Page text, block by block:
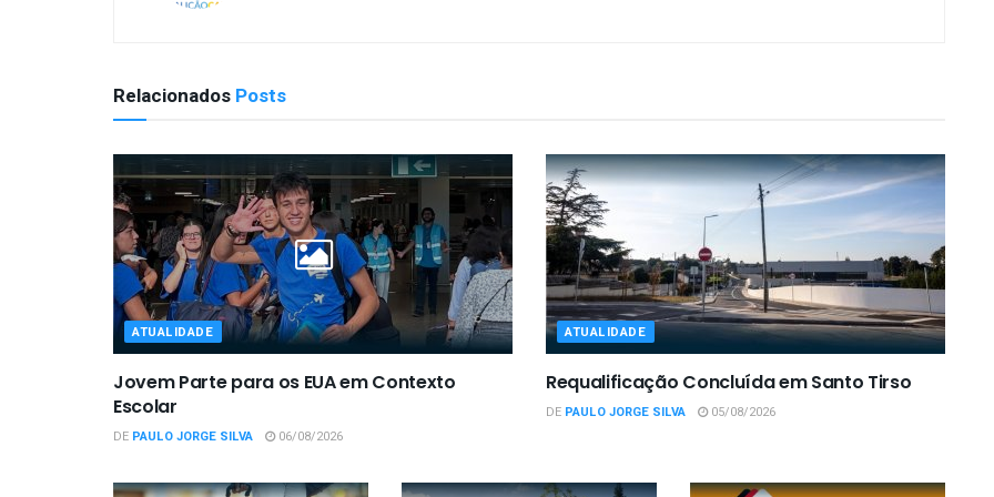
Relacionados Posts
ATUALIDADE
Jovem Parte para os EUA em Contexto
Escolar
DE PAULO JORGE SILVA 06/08/2026
ATUALIDADE
Requalificação Concluída em Santo Tirso
DE PAULO JORGE SILVA 05/08/2026